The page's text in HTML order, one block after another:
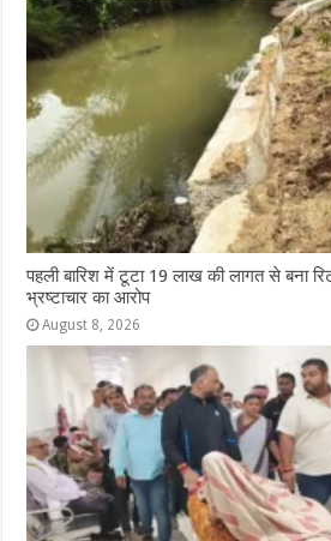
पहली बारिश में टूटा 19 लाख की लागत से बना
भ्रष्टाचार का आरोप
August 8, 2026